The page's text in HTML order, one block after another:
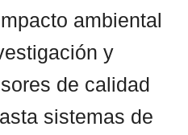
ambiental
y
de calidad
sistemas de